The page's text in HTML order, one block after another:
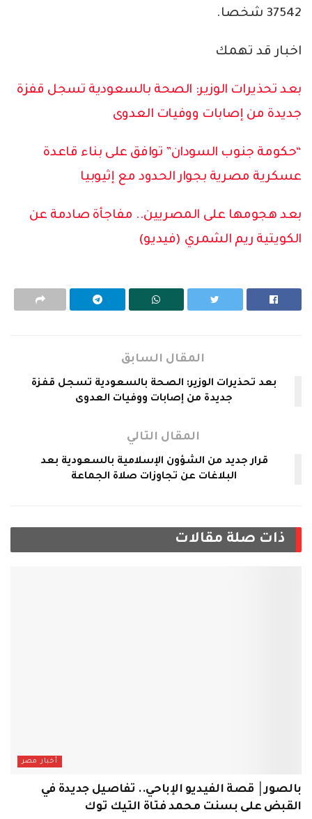
37542 شخصا.
اخبار قد تهمك
بعد تحذيرات الوزير: الصحة بالسعودية تسجل قفزة
جديدة من إصابات ووفيات العدوى
“حكومة جنوب السودان” توافق على بناء قاعدة
عسكرية مصرية بجوار الحدود مع إثيوبيا
بعد هجومها على المصريين.. مفاجأة صادمة عن
الكويتية ريم الشمري (فيديو)
المقال السابق
بعد تحذيرات الوزير: الصحة بالسعودية تسجل قفزة
جديدة من إصابات ووفيات العدوى
المقال التالي
قرار جديد من الشؤون الإسلامية بالسعودية بعد
البلاغات عن تجاوزات صلاة الجماعة
ذات صلة مقالات
أخبار مصر
بالصور│ قصة الفيديو الإباحي.. تفاصيل جديدة في
القبض على بسنت محمد فتاة التيك توك